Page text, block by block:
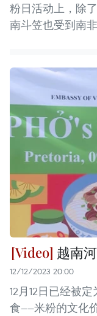
粉日活动上，除
南斗笠也受到南
越南
12/12/2023 20:00
12月12日已经被
食——米粉的文化